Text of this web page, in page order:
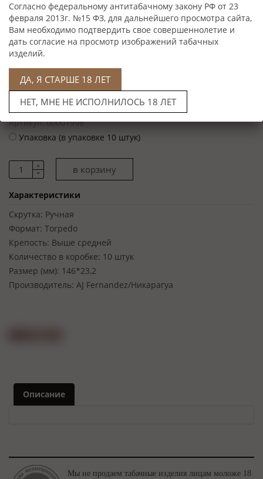
Цена: 3 000 руб
Артикул: 00001998
Поштучно (цена за 1 сигару)
Цена: 30 000 руб
Артикул: 00001998
Упаковка (в упаковке 10 штук)
Характеристики
Скрутка: Ручная
Формат: Torpedo
Крепость: Выше средней
Количество в коробке: 10 штук
Размер (мм): 146*23,2
Производитель: AJ Fernandez/Никарагуа
Описание
Мы не продаем табачные изделия лицам моложе 18
Согласно федеральному антитабачному закону РФ от 23
февраля 2013г. №15 ФЗ, для дальнейшего просмотра сайта,
Вам необходимо подтвердить свое совершеннолетие и
дать согласие на просмотр изображений табачных
изделий.
ДА, Я СТАРШЕ 18 ЛЕТ
НЕТ, МНЕ НЕ ИСПОЛНИЛОСЬ 18 ЛЕТ